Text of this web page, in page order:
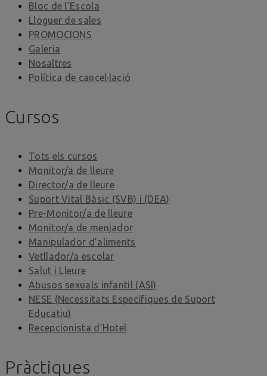
Bloc de l’Escola
Lloguer de sales
PROMOCIONS
Galeria
Nosaltres
Política de cancel·lació
Cursos
Tots els cursos
Monitor/a de lleure
Director/a de lleure
Suport Vital Bàsic (SVB) i (DEA)
Pre-Monitor/a de lleure
Monitor/a de menjador
Manipulador d’aliments
Vetllador/a escolar
Salut i Lleure
Abusos sexuals infantil (ASI)
NESE (Necessitats Específiques de Suport
Educatiu)
Recepcionista d’Hotel
Pràctiques